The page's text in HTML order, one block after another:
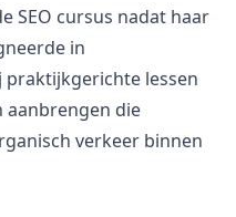
SEO cursus nadat haar
in
praktijkgerichte lessen
aanbrengen die
verkeer binnen